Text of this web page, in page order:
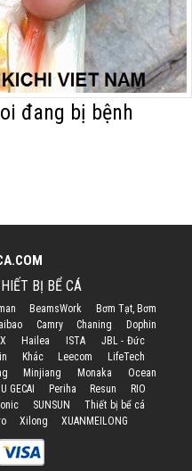
đang bị bệnh
BỊ BỂ CÁ
BeamsWork
Bơm Tạt, Bơm
Camry Chaning
Dophin
Hailea ISTA
JBL - Đức
Khác Leecom
LifeTech
Minjiang Monaka
Ocean
GECAI Periha Resun
RIO
SUNSUN
Thiết bị bể cá
Xilong XUANMEILONG